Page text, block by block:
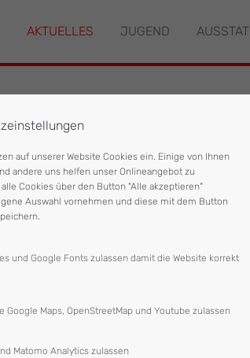
Der Eintrag "offcanvas-col3"
AKTUELLES JUGEND
der Gemeinde alarmiert um am Gebäude
zu beheben und die losen Ziegelteile
Dach und nach 1 Stunde war der Einsatz
auf unserer Website Cookies ein. Einige von Ihnen
andere uns helfen unser Onlineangebot zu
Cookies über den Button "Alle akzeptieren"
Auswahl vornehmen und diese mit dem Button
und Google Fonts zulassen damit die Website korrekt
Google Maps, OpenStreetMap und Youtube zulassen
Matomo Analytics zulassen